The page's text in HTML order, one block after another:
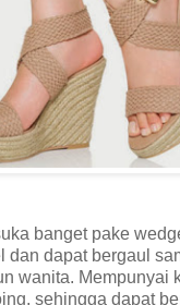
banget pake
dan dapat bergaul
wanita. Mempunyai
sehingga dapat